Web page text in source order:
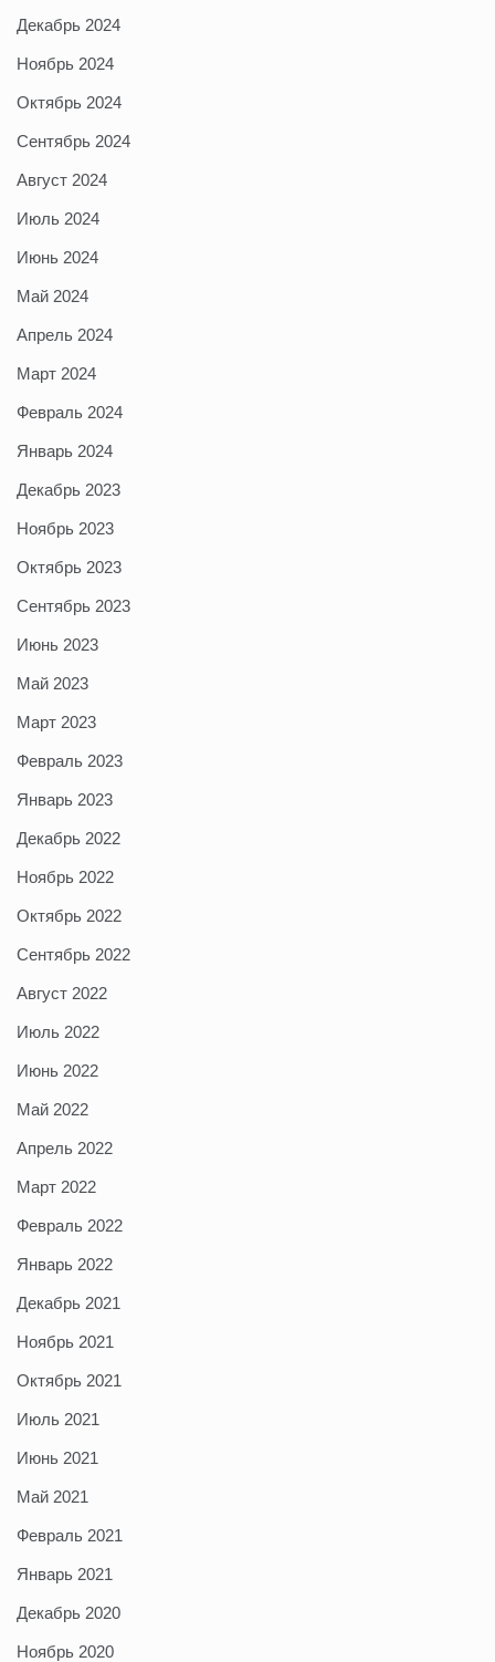
Декабрь 2024
Ноябрь 2024
Октябрь 2024
Сентябрь 2024
Август 2024
Июль 2024
Июнь 2024
Май 2024
Апрель 2024
Март 2024
Февраль 2024
Январь 2024
Декабрь 2023
Ноябрь 2023
Октябрь 2023
Сентябрь 2023
Июнь 2023
Май 2023
Март 2023
Февраль 2023
Январь 2023
Декабрь 2022
Ноябрь 2022
Октябрь 2022
Сентябрь 2022
Август 2022
Июль 2022
Июнь 2022
Май 2022
Апрель 2022
Март 2022
Февраль 2022
Январь 2022
Декабрь 2021
Ноябрь 2021
Октябрь 2021
Июль 2021
Июнь 2021
Май 2021
Февраль 2021
Январь 2021
Декабрь 2020
Ноябрь 2020